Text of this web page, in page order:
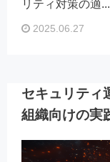
リティ対策の適...
2025.06.27
セキュリティ
組織向けの実